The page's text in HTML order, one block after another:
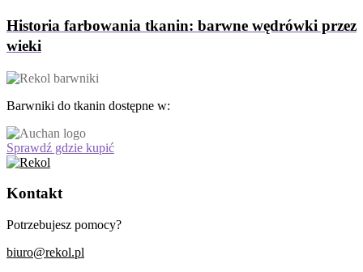
Historia farbowania tkanin: barwne wędrówki przez
wieki
Barwniki do tkanin dostępne w:
Sprawdź gdzie kupić
Kontakt
Potrzebujesz pomocy?
biuro@rekol.pl